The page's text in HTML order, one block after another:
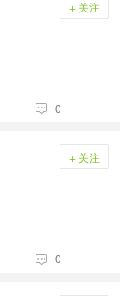
+ 关注
 0
+ 关注
 0